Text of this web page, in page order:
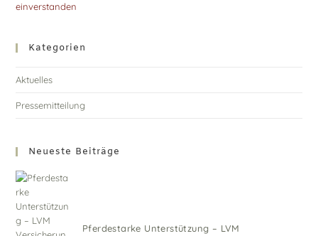
einverstanden
Kategorien
Aktuelles
Pressemitteilung
Neueste Beiträge
Pferdestarke Unterstützung – LVM